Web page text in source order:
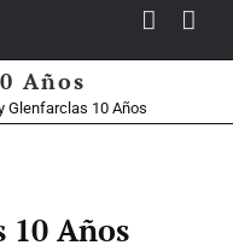
Años
Glenfarclas 10 Años
10 Años